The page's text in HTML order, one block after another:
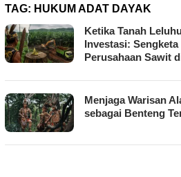
TAG: HUKUM ADAT DAYAK
Ketika Tanah
Investasi:
Perusahaan Sawit
Menjaga Warisan
sebagai Benteng